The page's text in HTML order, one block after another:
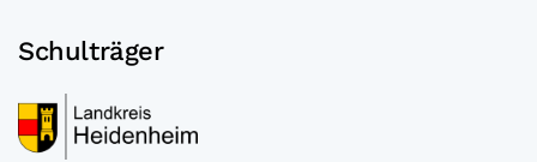
Schulträger